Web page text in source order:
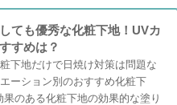
ても優秀な化粧下地！UVカ
すめは？
下地だけで日焼け対策は問題な
ーション別のおすすめ化粧下
のある化粧下地の効果的な塗り